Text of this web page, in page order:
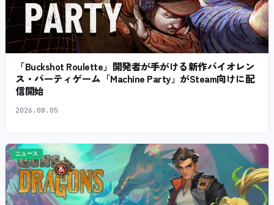
「Buckshot Roulette」開発者が手がける新作バイオレン
ス・パーティゲーム「Machine Party」がSteam向けに配
信開始
2026.08.05
ニュース